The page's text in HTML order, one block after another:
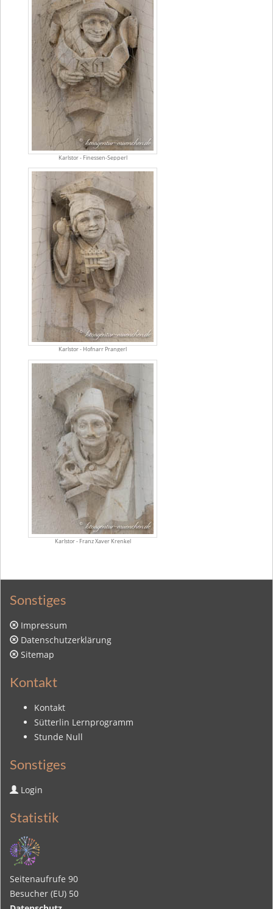
Karlstor - Finessen-Sepperl
Karlstor - Hofnarr Prangerl
Karlstor - Franz Xaver Krenkel
Sonstiges
Impressum
Datenschutzerklärung
Sitemap
Kontakt
Kontakt
Sütterlin Lernprogramm
Stunde Null
Sonstiges
Login
Statistik
Seitenaufrufe 90
Besucher (EU) 50